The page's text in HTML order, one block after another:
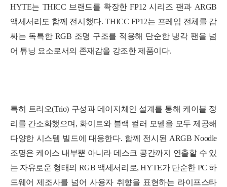
HYTE는 THICC 브랜드를 확장한 FP12 시리즈 팬과 ARGB
액세서리도 함께 전시했다. THICC FP12는 프레임 전체를 감
싸는 독특한 RGB 조명 구조를 적용해 단순한 냉각 팬을 넘
어 튜닝 요소로서의 존재감을 강조한 제품이다.
특히 트리오(Trio) 구성과 데이지체인 설계를 통해 케이블 정
리를 간소화했으며, 화이트와 블랙 컬러 모델을 모두 제공해
다양한 시스템 빌드에 대응한다. 함께 전시된 ARGB Noodle
조명은 케이스 내부뿐 아니라 데스크 공간까지 연출할 수 있
는 자유로운 형태의 RGB 액세서리로, HYTE가 단순한 PC 하
드웨어 제조사를 넘어 사용자 취향을 표현하는 라이프스타